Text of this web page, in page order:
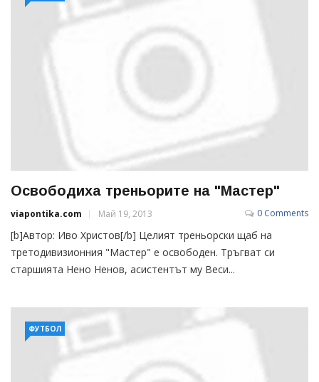
Освободиха треньорите на "Мастер"
viapontika.com Май 19, 2013 0 Comments
[b]Автор: Иво Христов[/b] Целият треньорски щаб на
третодивизионния "Мастер" е освободен. Тръгват си
старшията Нено Ненов, асистентът му Веси...
ФУТБОЛ